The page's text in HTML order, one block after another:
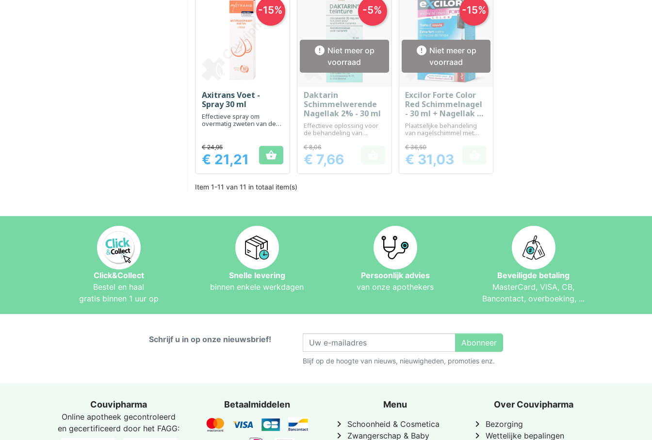
Snel bekijken
Axitrans Voet -
Spray 30 ml
Effectieve spray om
overmatig zweten van de
Prijs
€ 24,95
€ 21,21 
-15%
 Niet meer op
voorraad
Snel bekijken
Daktarin
Schimmelwerende
Nagellak 2% - 30 ml
Effectieve oplossing voor
de behandeling van
huid
Prijs
€ 8,06
€ 7,66
-5%
 Niet meer op
voorraad
Snel bekijken
Excilor Forte Color
Red Schimmelnagel
- 30 ml + Nagellak 8
ml
Plaatselijke behandeling
van nagelschimmel met
Prijs
€ 36,50
€ 31,03
-15%
Item 1-11 van 11 in totaal item(s)
Click&Collect
Bestel en haal
gratis binnen 1 uur op
Snelle levering
binnen enkele werkdagen
Persoonlijk advies
van onze apothekers
Beveiligde betaling
MasterCard, VISA, CB,
Bancontact, overboeking, ...
Schrijf u in op onze nieuwsbrief! Abonneer
Blijf op de hoogte van nieuws, nieuwigheden, promoties enz.
Couvipharma
Online apotheek gecontroleerd
en gecertificeerd door het FAGG:
Betaalmiddelen Menu
chevron_right Schoonheid & Cosmetica
chevron_right Zwangerschap & Baby
Over Couvipharma
chevron_right Bezorging
chevron_right Wettelijke bepalingen